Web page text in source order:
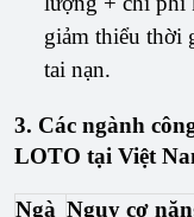
giảm thiểu thời
tai nạn.
3. Các ngành
LOTO tại Việt
Ngà Nguy cơ